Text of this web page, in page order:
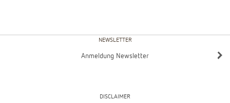
NEWSLETTER
Anmeldung Newsletter
DISCLAIMER